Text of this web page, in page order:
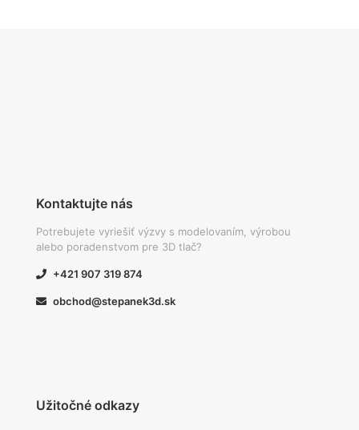
Kontaktujte nás
Potrebujete vyriešiť výzvy s modelovaním, výrobou
alebo poradenstvom pre 3D tlač?
+421 907 319 874
obchod@stepanek3d.sk
Užitočné odkazy